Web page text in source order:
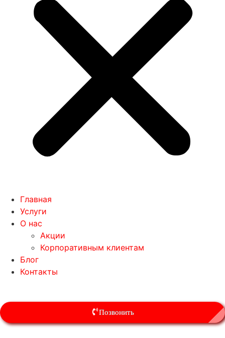
Главная
Услуги
О нас
Акции
Корпоративным клиентам
Блог
Контакты
Позвонить